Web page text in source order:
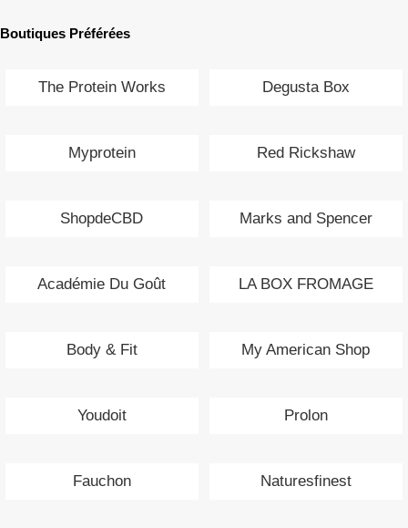
Boutiques Préférées
The Protein Works Degusta Box
Myprotein Red Rickshaw
ShopdeCBD Marks and Spencer
Académie Du Goût LA BOX FROMAGE
Body & Fit My American Shop
Youdoit Prolon
Fauchon Naturesfinest